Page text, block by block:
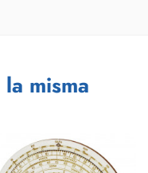
misma